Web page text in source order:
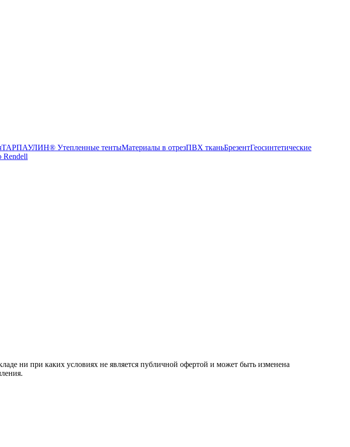
ТАРПАУЛИН® Утепленные тентыМатериалы в отрезПВХ тканьБрезентГеосинтетические
Rendell
ни при каких условиях не является публичной офертой и может быть изменена